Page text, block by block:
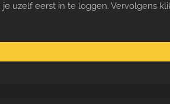
uzelf eerst in te loggen. Vervolgens